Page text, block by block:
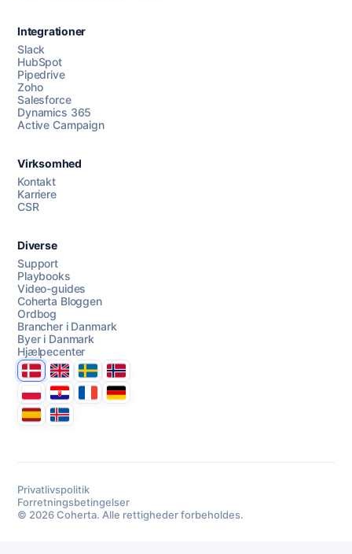
Integrationer
Slack
HubSpot
Pipedrive
Zoho
Salesforce
Dynamics 365
Active Campaign
Virksomhed
Kontakt
Karriere
CSR
Diverse
Support
Playbooks
Video-guides
Coherta Bloggen
Ordbog
Brancher i Danmark
Byer i Danmark
Hjælpecenter
DanmarkUnited Kingdom
SverigeNorge
PolskaHrvatskaFranceDeutschland
EspanaÍsland
Privatlivspolitik
Forretningsbetingelser
© 2026 Coherta. Alle rettigheder forbeholdes.